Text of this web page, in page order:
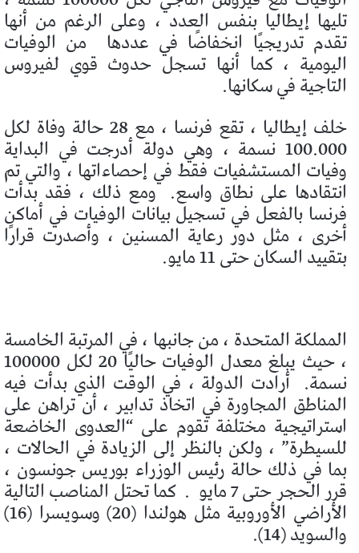
تليها إيطاليا بنفس العدد ، وعلى الرغم من أنها
تقدم تدريجيًا انخفاضًا في عددها من الوفيات
اليومية ، كما أنها تسجل حدوث قوي لفيروس
التاجية في سكانها.
خلف إيطاليا ، تقع فرنسا ، مع 28 حالة وفاة لكل
100.000 نسمة ، وهي دولة أدرجت في البداية
وفيات المستشفيات فقط في إحصاءاتها ، والتي تم
انتقادها على نطاق واسع. ومع ذلك ، فقد بدأت
فرنسا بالفعل في تسجيل بيانات الوفيات في أماكن
أخرى ، مثل دور رعاية المسنين ، وأصدرت قرارًا
بتقييد السكان حتى 11 مايو.
المملكة المتحدة ، من جانبها ، في المرتبة الخامسة
، حيث يبلغ معدل الوفيات حاليًا 20 لكل 100000
نسمة. أرادت الدولة ، في الوقت الذي بدأت فيه
المناطق المجاورة في اتخاذ تدابير ، أن تراهن على
استراتيجية مختلفة تقوم على “العدوى الخاضعة
للسيطرة” ، ولكن بالنظر إلى الزيادة في الحالات ،
بما في ذلك حالة رئيس الوزراء بوريس جونسون ،
قرر الحجر حتى 7 مايو . كما تحتل المناصب التالية
الأراضي الأوروبية مثل هولندا (20) وسويسرا (16)
والسويد (14).